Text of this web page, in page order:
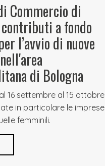
Commercio di
a fondo
l’avvio di nuove
di Bologna
16 settembre al 15 ottobre
in particolare le imprese
femminili.